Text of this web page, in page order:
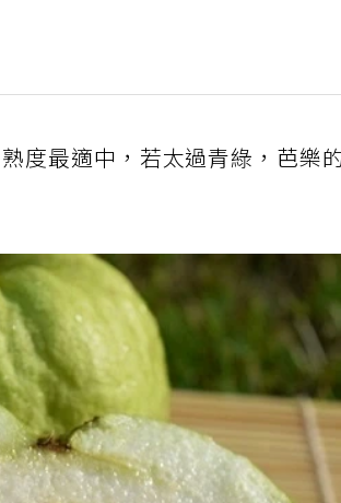
度最適中，若太過青綠，芭樂